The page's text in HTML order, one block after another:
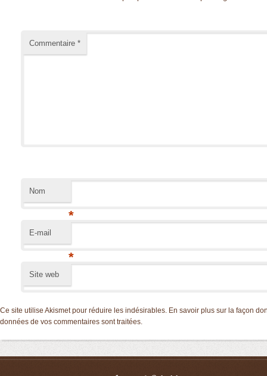
Commentaire *
Nom
*
E-mail
*
Site web
Ce site utilise Akismet pour réduire les indésirables. En savoir plus sur la façon
données de vos commentaires sont traitées.